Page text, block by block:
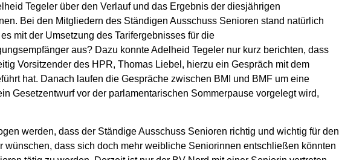
Tegeler über den Verlauf und das Ergebnis der diesjährigen
Bei den Mitgliedern des Ständigen Ausschuss Senioren stand natürlich
mit der Umsetzung des Tarifergebnisses für die
aus? Dazu konnte Adelheid Tegeler nur kurz berichten, dass
Vorsitzender des HPR, Thomas Liebel, hierzu ein Gespräch mit dem
hat. Danach laufen die Gespräche zwischen BMI und BMF um eine
Gesetzentwurf vor der parlamentarischen Sommerpause vorgelegt wird,
werden, dass der Ständige Ausschuss Senioren richtig und wichtig für den
wünschen, dass sich doch mehr weibliche Seniorinnen entschließen könnten